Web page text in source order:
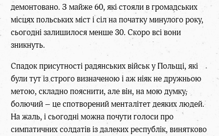
демонтовано. З майже 60, які стояли в громадських
місцях польських міст і сіл на початку минулого року,
сьогодні залишилося менше 30. Скоро всі вони
зникнуть.
Спадок присутності радянських військ у Польщі, які
були тут із строго визначеною і аж ніяк не дружньою
метою, складно пояснити, але він, на мою думку,
болючий – це спотворений менталітет деяких людей.
На жаль, і сьогодні можна почути голоси про
симпатичних солдатів із далеких республік, винятково